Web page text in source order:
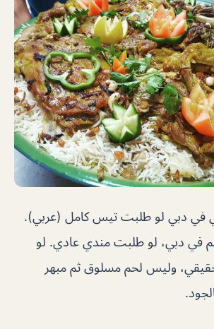
في دبي لو طلبت تيس كامل (عربي).
3 مطاعم في دبي، لو طلبت مندي عادي. لو
وليس لحم مسلوق ثم مبهر